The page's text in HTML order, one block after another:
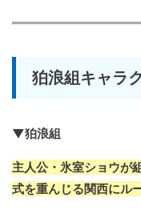
狛浪組キャラ
▼狛浪組
主人公・氷室ショウが
式を重んじる関西にル